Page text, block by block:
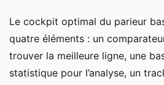
Le cockpit optimal du parieur
quatre éléments : un
trouver la meilleure ligne, une
statistique pour l’analyse, un